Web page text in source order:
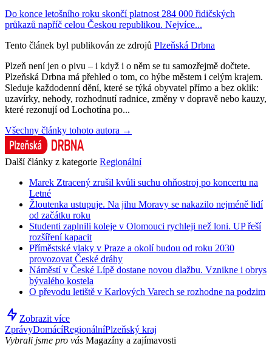
Do konce letošního roku skončí platnost 284 000 řidičských
průkazů napříč celou Českou republikou. Nejvíce...
Tento článek byl publikován ze zdrojů Plzeňská Drbna
Plzeň není jen o pivu – i když i o něm se tu samozřejmě dočtete.
Plzeňská Drbna má přehled o tom, co hýbe městem i celým krajem.
Sleduje každodenní dění, které se týká obyvatel přímo a bez oklik:
uzavírky, nehody, rozhodnutí radnice, změny v dopravě nebo kauzy,
které rezonují od Lochotína po...
Všechny články tohoto autora →
Další články z kategorie Regionální
Marek Ztracený zrušil kvůli suchu ohňostroj po koncertu na
Letné
Žloutenka ustupuje. Na jihu Moravy se nakazilo nejméně lidí
od začátku roku
Studenti zaplnili koleje v Olomouci rychleji než loni. UP řeší
rozšíření kapacit
Příměstské vlaky v Praze a okolí budou od roku 2030
provozovat České dráhy
Náměstí v České Lípě dostane novou dlažbu. Vznikne i obrys
bývalého kostela
O převodu letiště v Karlových Varech se rozhodne na podzim
Zobrazit více
ZprávyDomácíRegionálníPlzeňský kraj
Vybrali jsme pro vás Magazíny a zajímavosti